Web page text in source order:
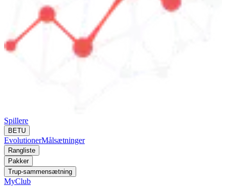
Spillere
BETU
EvolutionerMålsætninger
Rangliste
Pakker
Trup-sammensætning
MyClub